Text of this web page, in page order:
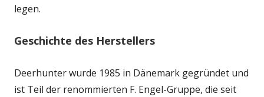
legen.
Geschichte des Herstellers
Deerhunter wurde 1985 in Dänemark gegründet und
ist Teil der renommierten F. Engel-Gruppe, die seit